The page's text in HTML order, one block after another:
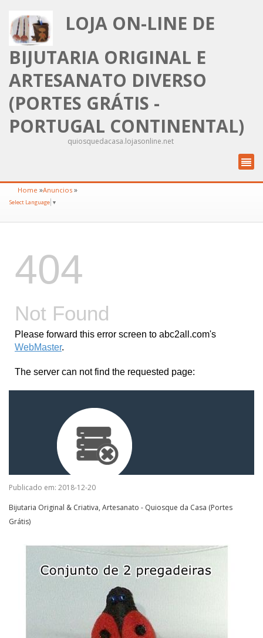
LOJA ON-LINE DE
BIJUTARIA ORIGINAL E
ARTESANATO DIVERSO
(PORTES GRÁTIS -
PORTUGAL CONTINENTAL)
quiosquedacasa.lojasonline.net
Home »Anuncios »
Select Language ▼
Publicado em: 2018-12-20
Bijutaria Original & Criativa, Artesanato - Quiosque da Casa (Portes
Grátis)